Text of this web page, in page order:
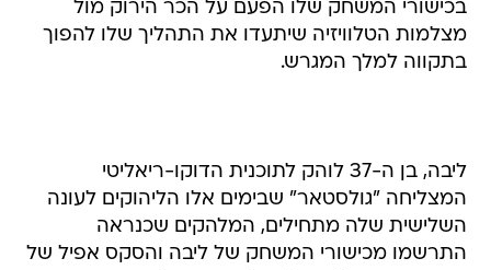
בכישורי המשחק שלו הפעם על הכר הירוק מול
מצלמות הטלוויזיה שיתעדו את התהליך שלו להפוך
בתקווה למלך המגרש.
ליבה, בן ה-37 לוהק לתוכנית הדוקו-ריאליטי
המצליחה "גולסטאר" שבימים אלו הליהוקים לעונה
השלישית שלה מתחילים, המלהקים שכנראה
התרשמו מכישורי המשחק של ליבה והסקס אפיל של